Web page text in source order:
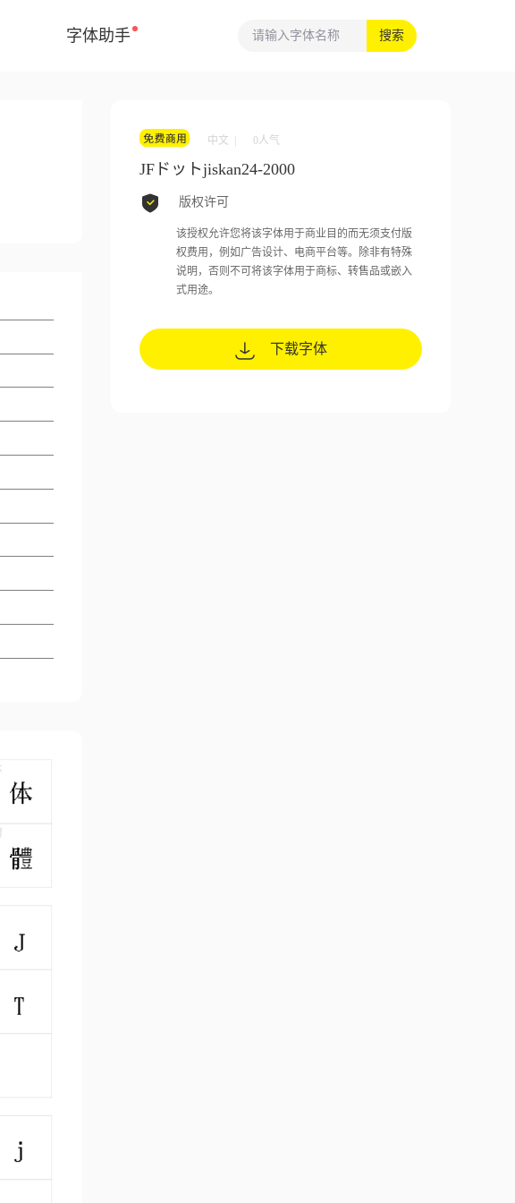
字体助手 搜索
中文 | 0人气
JFドットjiskan24-2000
版权许可
该授权允许您将该字体用于商业目的而无须支付版
权费用，例如广告设计、电商平台等。除非有特殊
说明，否则不可将该字体用于商标、转售品或嵌入
式用途。
下载字体